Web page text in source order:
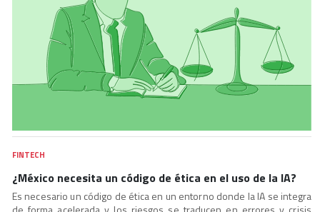
FINTECH
¿México necesita un código de ética en el uso de la IA?
Es necesario un código de ética en un entorno donde la IA se integra